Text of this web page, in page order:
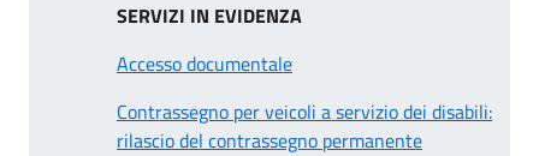
SERVIZI IN EVIDENZA
Accesso documentale
Contrassegno per veicoli a servizio dei disabili:
rilascio del contrassegno permanente